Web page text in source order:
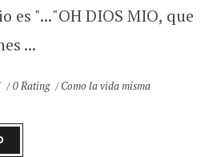
es "..."OH DIOS MIO, que
...
0 Rating Como la vida misma